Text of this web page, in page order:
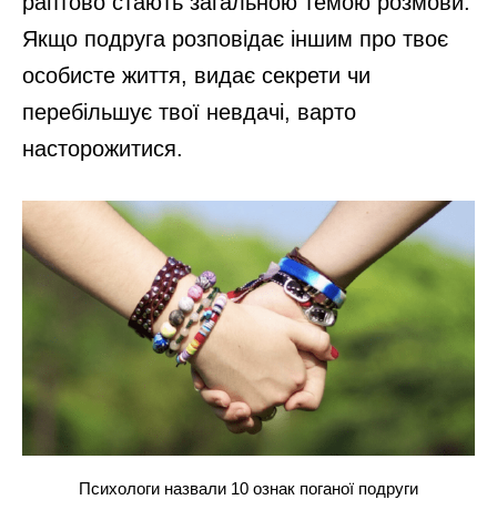
Якщо подруга розповідає іншим про твоє
особисте життя, видає секрети чи
перебільшує твої невдачі, варто
насторожитися.
Психологи назвали 10 ознак поганої подруги